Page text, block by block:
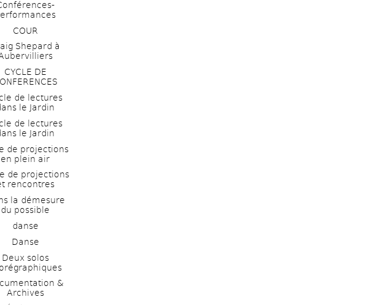
COUR
Shepard à
CYCLE DE
de lectures
le Jardin
de lectures
le Jardin
de projections
en plein air
de projections
rencontres
la démesure
du possible
danse
Danse
Deux solos
&
Archives